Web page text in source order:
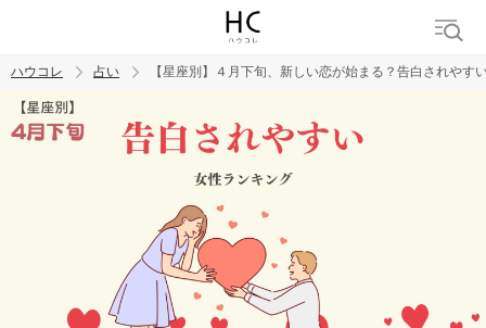
ハウコレ 占い 【星座別】４月下旬、新しい恋が始まる？告白されやす